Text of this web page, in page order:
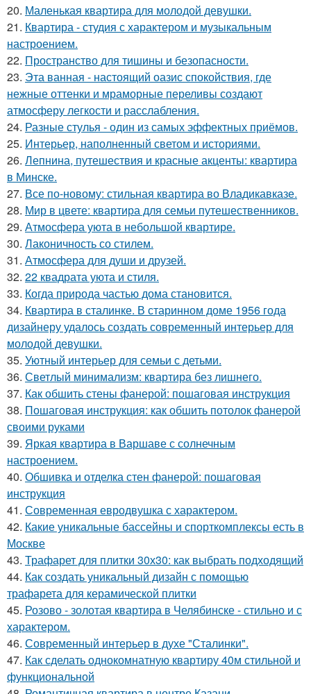
20. Маленькая квартира для молодой девушки.
21. Квартира - студия с характером и музыкальным
настроением.
22. Пространство для тишины и безопасности.
23. Эта ванная - настоящий оазис спокойствия, где
нежные оттенки и мраморные переливы создают
атмосферу легкости и расслабления.
24. Разные стулья - один из самых эффектных приёмов.
25. Интерьер, наполненный светом и историями.
26. Лепнина, путешествия и красные акценты: квартира
в Минске.
27. Все по-новому: стильная квартира во Владикавказе.
28. Мир в цвете: квартира для семьи путешественников.
29. Атмосфера уюта в небольшой квартире.
30. Лаконичность со стилем.
31. Атмосфера для души и друзей.
32. 22 квадрата уюта и стиля.
33. Когда природа частью дома становится.
34. Квартира в сталинке. В старинном доме 1956 года
дизайнеру удалось создать современный интерьер для
молодой девушки.
35. Уютный интерьер для семьи с детьми.
36. Светлый минимализм: квартира без лишнего.
37. Как обшить стены фанерой: пошаговая инструкция
38. Пошаговая инструкция: как обшить потолок фанерой
своими руками
39. Яркая квартира в Варшаве с солнечным
настроением.
40. Обшивка и отделка стен фанерой: пошаговая
инструкция
41. Современная евродвушка с характером.
42. Какие уникальные бассейны и спорткомплексы есть в
Москве
43. Трафарет для плитки 30х30: как выбрать подходящий
44. Как создать уникальный дизайн с помощью
трафарета для керамической плитки
45. Розово - золотая квартира в Челябинске - стильно и с
характером.
46. Современный интерьер в духе "Сталинки".
47. Как сделать однокомнатную квартиру 40м стильной и
функциональной